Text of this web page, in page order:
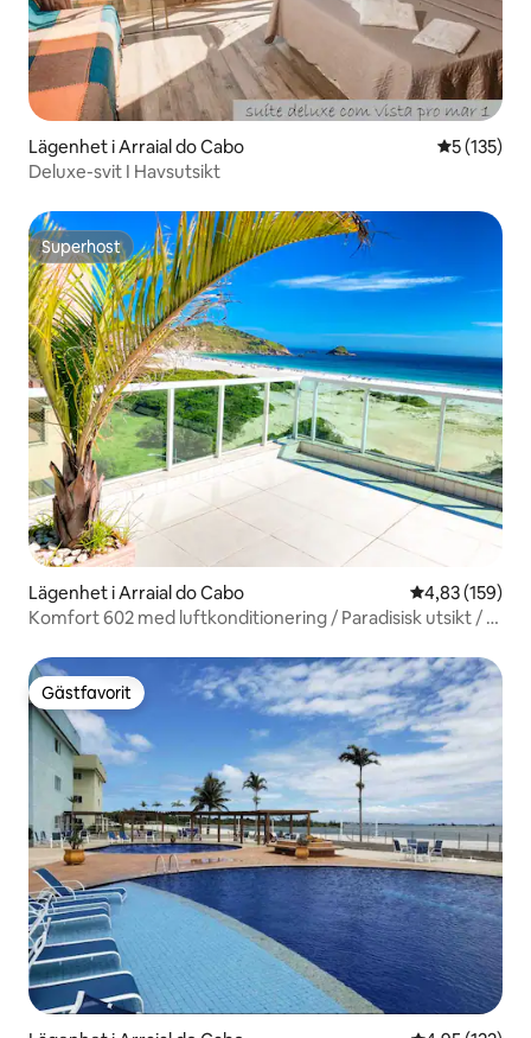
Lägenhet i Arraial do Cabo 5 av 5 i
5 (135)
Deluxe-svit I Havsutsikt
Superhost
Superhost
Lägenhet i Arraial do Cabo 4,83 av 5 i
4,83 (159)
Komfort 602 med luftkonditionering / Paradisisk utsikt / 2
Gästfavorit
Gästfavorit